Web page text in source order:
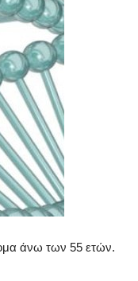
άνω των 55 ετών.